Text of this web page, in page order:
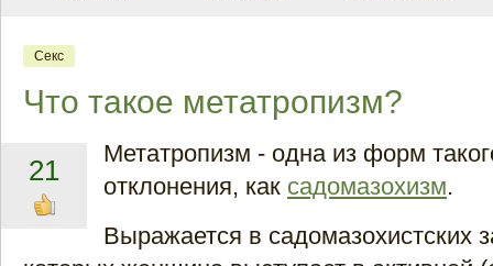
Секс
Что такое метатропизм?
21
Метатропизм - одна из форм
отклонения, как садомазохизм.
Выражается в садомазохистских